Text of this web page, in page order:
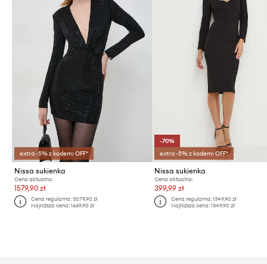
extra -5% z kodem: OFF*
Nissa sukienka
Cena aktualna:
1579,90 zł
Cena regularna:3079,90 zł
Najniższa cena:1669,90 zł
-70%
extra -5% z kodem: OFF*
Nissa sukienka
Cena aktualna:
399,99 zł
Cena regularna: 1349,90 zł
Najniższa cena: 1349,90 zł